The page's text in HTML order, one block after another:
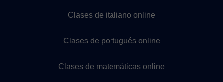
Clases de italiano online
Clases de portugués online
Clases de matemáticas online